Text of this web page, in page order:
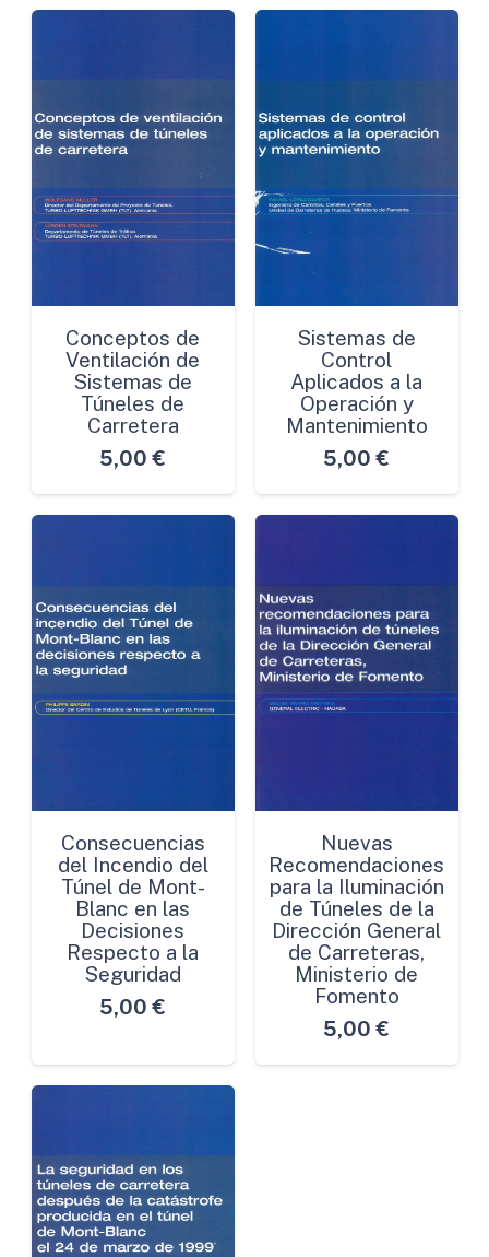
Conceptos de
Ventilación de
Sistemas de
Túneles de
Carretera
5,00 €
Sistemas de
Control
Aplicados a la
Operación y
Mantenimiento
5,00 €
Consecuencias
del Incendio del
Túnel de Mont-
Blanc en las
Decisiones
Respecto a la
Seguridad
5,00 €
Nuevas
Recomendaciones
para la Iluminación
de Túneles de la
Dirección General
de Carreteras,
Ministerio de
Fomento
5,00 €